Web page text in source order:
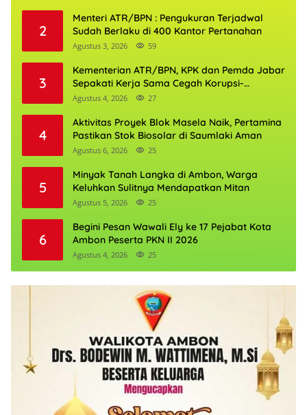
2
Menteri ATR/BPN : Pengukuran Terjadwal
Sudah Berlaku di 400 Kantor Pertanahan
Agustus 3, 2026 59
3
Kementerian ATR/BPN, KPK dan Pemda Jabar
Sepakati Kerja Sama Cegah Korupsi-
Penguatan Ekonomi
Agustus 4, 2026 27
4
Aktivitas Proyek Blok Masela Naik, Pertamina
Pastikan Stok Biosolar di Saumlaki Aman
Agustus 6, 2026 25
5
Minyak Tanah Langka di Ambon, Warga
Keluhkan Sulitnya Mendapatkan Mitan
Agustus 5, 2026 25
6
Begini Pesan Wawali Ely ke 17 Pejabat Kota
Ambon Peserta PKN II 2026
Agustus 4, 2026 25